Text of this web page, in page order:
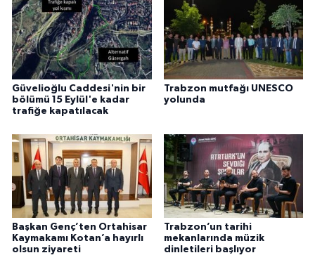
Güvelioğlu Caddesi'nin bir
bölümü 15 Eylül'e kadar
trafiğe kapatılacak
Trabzon mutfağı UNESCO
yolunda
Başkan Genç’ten Ortahisar
Kaymakamı Kotan’a hayırlı
olsun ziyareti
Trabzon’un tarihi
mekanlarında müzik
dinletileri başlıyor